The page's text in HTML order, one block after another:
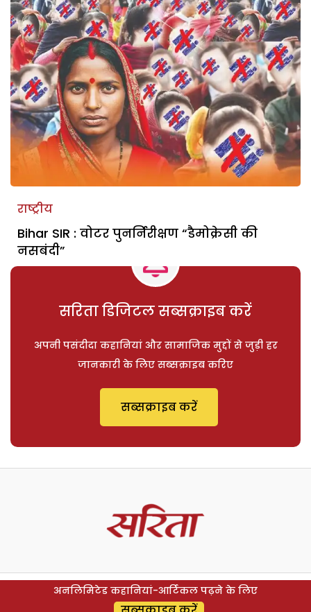
राष्ट्रीय
Bihar SIR : वोटर पुनर्निरीक्षण “डैमोक्रेसी की
नसबंदी”
सरिता डिजिटल सब्सक्राइब करें
अपनी पसंदीदा कहानियां और सामाजिक मुद्दों से जुड़ी हर
जानकारी के लिए सब्सक्राइब करिए
सब्सक्राइब करें
अनलिमिटेड कहानियां-आर्टिकल पढ़ने के लिए